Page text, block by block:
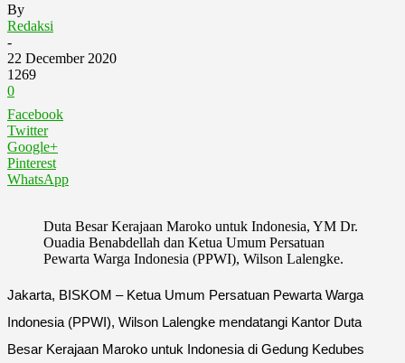
By
Redaksi
-
22 December 2020
1269
0
Facebook
Twitter
Google+
Pinterest
WhatsApp
Duta Besar Kerajaan Maroko untuk Indonesia, YM Dr.
Ouadia Benabdellah dan Ketua Umum Persatuan
Pewarta Warga Indonesia (PPWI), Wilson Lalengke.
Jakarta, BISKOM – Ketua Umum Persatuan Pewarta Warga
Indonesia (PPWI), Wilson Lalengke mendatangi Kantor Duta
Besar Kerajaan Maroko untuk Indonesia di Gedung Kedubes